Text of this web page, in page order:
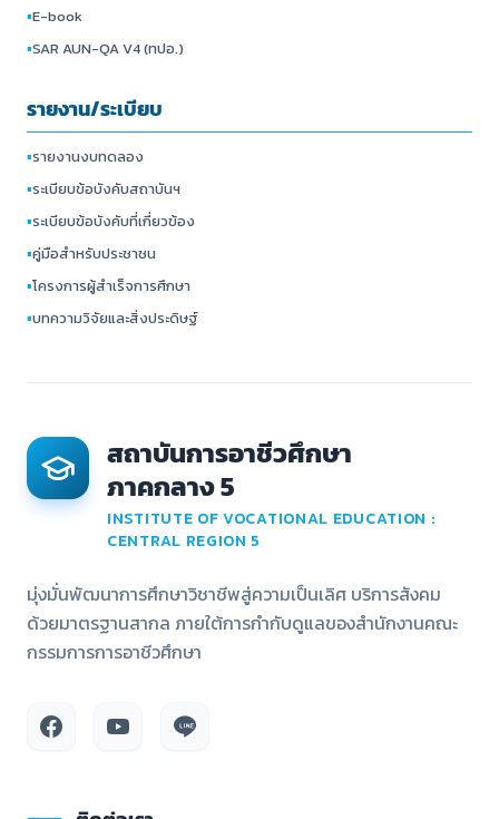
▪E-book
▪SAR AUN-QA V4 (ทปอ.)
รายงาน/ระเบียบ
▪รายงานงบทดลอง
▪ระเบียบข้อบังคับสถาบันฯ
▪ระเบียบข้อบังคับที่เกี่ยวข้อง
▪คู่มือสำหรับประชาชน
▪โครงการผู้สำเร็จการศึกษา
▪บทความวิจัยและสิ่งประดิษฐ์
สถาบันการอาชีวศึกษา
ภาคกลาง 5
INSTITUTE OF VOCATIONAL EDUCATION :
CENTRAL REGION 5
มุ่งมั่นพัฒนาการศึกษาวิชาชีพสู่ความเป็นเลิศ บริการสังคม
ด้วยมาตรฐานสากล ภายใต้การกำกับดูแลของสำนักงานคณะ
กรรมการการอาชีวศึกษา